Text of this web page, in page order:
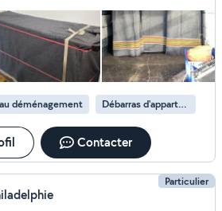
simple: faciliter le travail et vous
et sans stress : aide au
type :
Grâce à mon
avis positifs vous pouvez
pour discuter de vos
de vous aider dans vos projets.
déménagement Débarras d'appartement
Contacter
Particulier